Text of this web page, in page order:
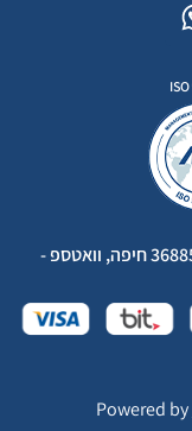
דנ-אל פור יו בע"מ , המסילה 23 , נשר , 3688523 חיפה, וואטספ -
Powered by